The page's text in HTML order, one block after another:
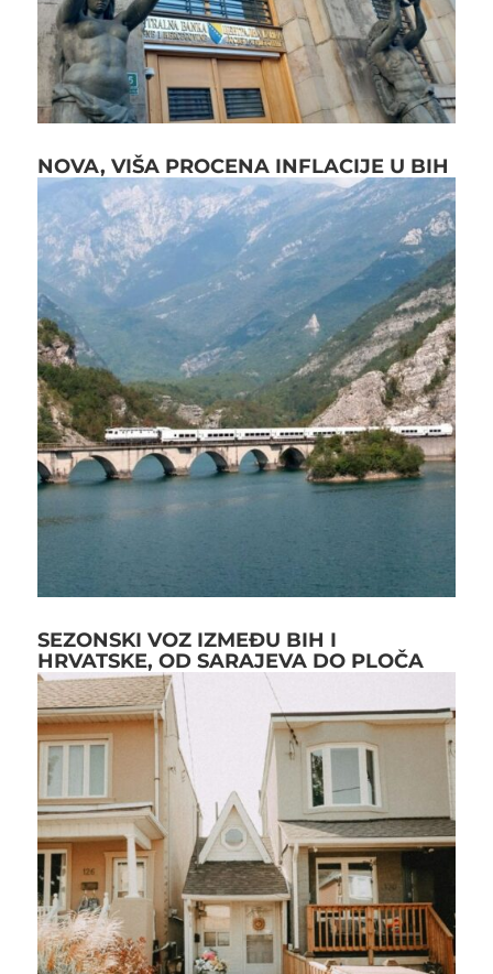
NOVA, VIŠA PROCENA INFLACIJE U BIH
SEZONSKI VOZ IZMEĐU BIH I
HRVATSKE, OD SARAJEVA DO PLOČA